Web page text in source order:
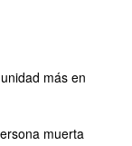
más en
muerta